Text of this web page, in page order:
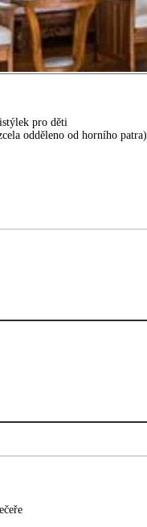
pro děti
odděleno od horního patra)